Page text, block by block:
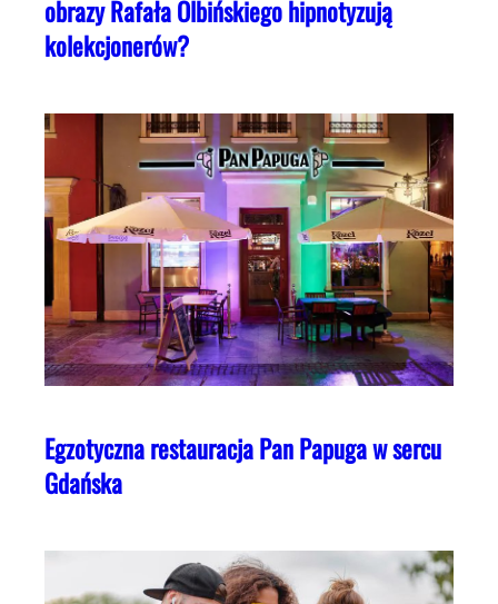
obrazy Rafała Olbińskiego hipnotyzują
kolekcjonerów?
Egzotyczna restauracja Pan Papuga w sercu
Gdańska